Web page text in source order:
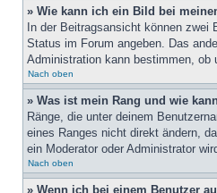
» Wie kann ich ein Bild bei
In der Beitragsansicht können
Status im Forum angeben. Das
Administration kann bestimmen, ob
Nach oben
» Was ist mein Rang und wie
Ränge, die unter deinem
eines Ranges nicht direkt ändern,
ein Moderator oder Administrator
Nach oben
» Wenn ich bei einem Benutzer